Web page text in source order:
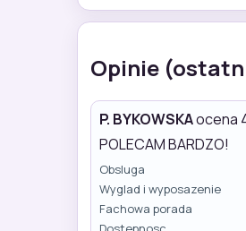
Opinie
P. BYKOWSKAocena
POLECAM BARDZO!
Obsluga
Wyglad i wyposazenie
Fachowa porada